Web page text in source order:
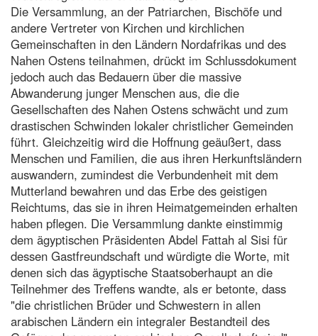
Die Versammlung, an der Patriarchen, Bischöfe und
andere Vertreter von Kirchen und kirchlichen
Gemeinschaften in den Ländern Nordafrikas und des
Nahen Ostens teilnahmen, drückt im Schlussdokument
jedoch auch das Bedauern über die massive
Abwanderung junger Menschen aus, die die
Gesellschaften des Nahen Ostens schwächt und zum
drastischen Schwinden lokaler christlicher Gemeinden
führt. Gleichzeitig wird die Hoffnung geäußert, dass
Menschen und Familien, die aus ihren Herkunftsländern
auswandern, zumindest die Verbundenheit mit dem
Mutterland bewahren und das Erbe des geistigen
Reichtums, das sie in ihren Heimatgemeinden erhalten
haben pflegen. Die Versammlung dankte einstimmig
dem ägyptischen Präsidenten Abdel Fattah al Sisi für
dessen Gastfreundschaft und würdigte die Worte, mit
denen sich das ägyptische Staatsoberhaupt an die
Teilnehmer des Treffens wandte, als er betonte, dass
"die christlichen Brüder und Schwestern in allen
arabischen Ländern ein integraler Bestandteil des